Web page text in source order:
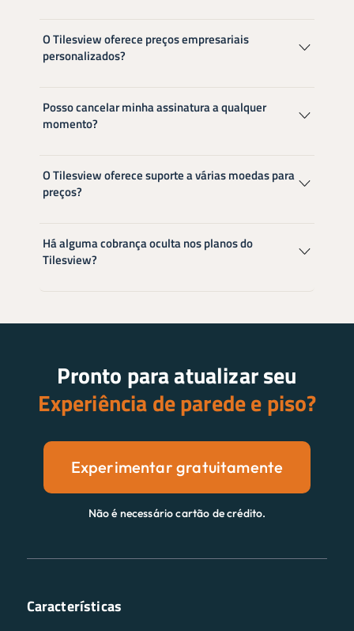
O Tilesview oferece preços empresariais
personalizados?
Posso cancelar minha assinatura a qualquer
momento?
O Tilesview oferece suporte a várias moedas para
preços?
Há alguma cobrança oculta nos planos do
Tilesview?
Pronto para atualizar seu
Experiência de parede e piso?
Experimentar gratuitamente
Não é necessário cartão de crédito.
Características